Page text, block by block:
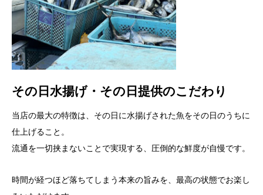
その日水揚げ・その日提供のこだわり
当店の最大の特徴は、その日に水揚げされた魚をその日のうちに
仕上げること。
流通を一切挟まないことで実現する、圧倒的な鮮度が自慢です。
時間が経つほど落ちてしまう本来の旨みを、最高の状態でお楽し